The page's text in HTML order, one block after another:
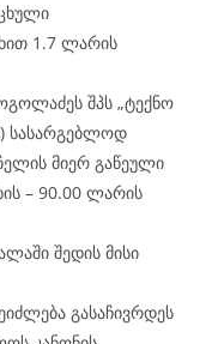
1.7 ლარის
შპს „ტექნო
სასარგებლოდ
მიერ გაწეული
– 90.00 ლარის
შედის მისი
გასაჩივრდეს